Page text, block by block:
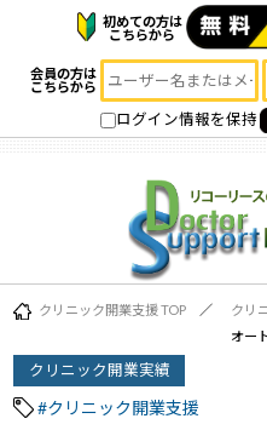
初めての方は
こちらから
会員の方は
こちらから
ログイン情報を保持
クリニック開業支援 TOP
クリ
オー
クリニック開業実績
#クリニック開業支援